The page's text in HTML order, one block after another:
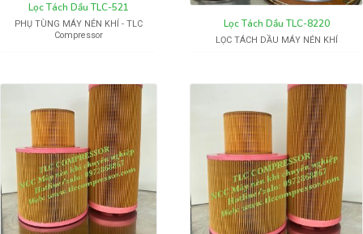
Lọc Tách Dầu TLC-521
PHỤ TÙNG MÁY NÉN KHÍ - TLC
Compressor
Lọc Tách Dầu TLC-8220
LỌC TÁCH DẦU MÁY NÉN KHÍ